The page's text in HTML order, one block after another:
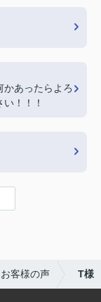
かあったらよろ
！！！
お客様の声 T様